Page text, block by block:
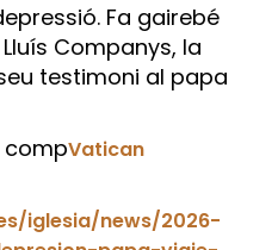
Fa gairebé
Companys, la
testimoni al papa
compVatican
iglesia/news/2026-